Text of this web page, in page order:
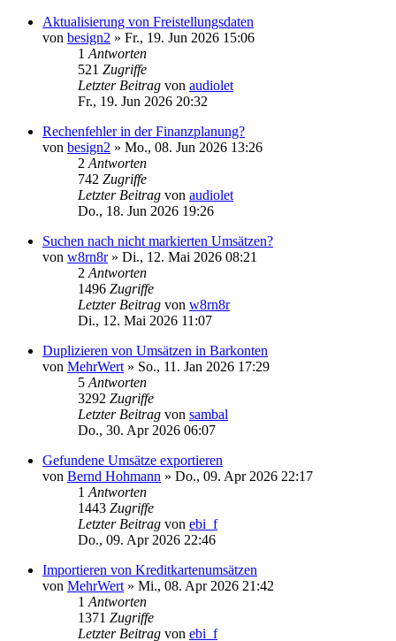
Aktualisierung von Freistellungsdaten
von besign2 » Fr., 19. Jun 2026 15:06
1 Antworten
521 Zugriffe
Letzter Beitrag von audiolet
Fr., 19. Jun 2026 20:32
Rechenfehler in der Finanzplanung?
von besign2 » Mo., 08. Jun 2026 13:26
2 Antworten
742 Zugriffe
Letzter Beitrag von audiolet
Do., 18. Jun 2026 19:26
Suchen nach nicht markierten Umsätzen?
von w8rn8r» Di., 12. Mai 2026 08:21
2 Antworten
1496 Zugriffe
Letzter Beitrag von w8rn8r
Di., 12. Mai 2026 11:07
Duplizieren von Umsätzen in Barkonten
von MehrWert » So., 11. Jan 2026 17:29
5 Antworten
3292 Zugriffe
Letzter Beitrag von sambal
Do., 30. Apr 2026 06:07
Gefundene Umsätze exportieren
von Bernd Hohmann » Do., 09. Apr 2026 22:17
1 Antworten
1443 Zugriffe
Letzter Beitrag von ebi_f
Do., 09. Apr 2026 22:46
Importieren von Kreditkartenumsätzen
von MehrWert » Mi., 08. Apr 2026 21:42
1 Antworten
1371 Zugriffe
Letzter Beitrag von ebi_f